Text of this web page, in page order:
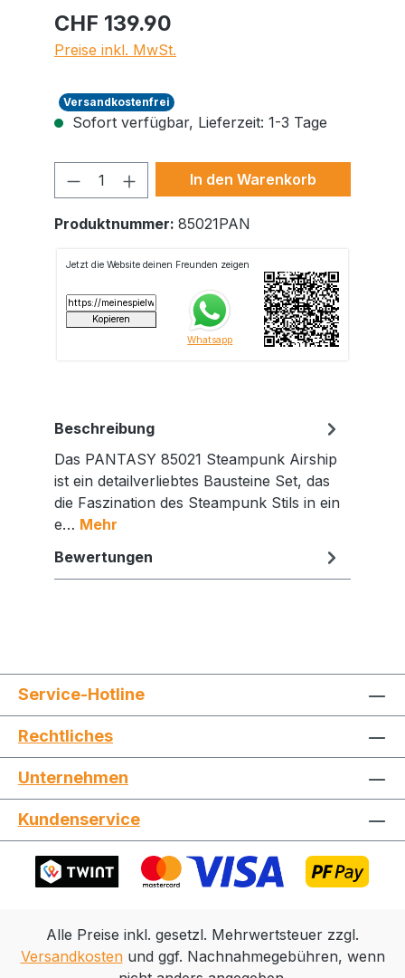
CHF 139.90
Preise inkl. MwSt.
Versandkostenfrei
Sofort verfügbar, Lieferzeit: 1-3 Tage
Produkt Anzahl: Gib den
In den Warenkorb
Produktnummer: 85021PAN
Jetzt die Website deinen Freunden zeigen
Kopieren
Whatsapp
Beschreibung
Das PANTASY 85021 Steampunk Airship
ist ein detailverliebtes Bausteine Set, das
die Faszination des Steampunk Stils in ein
e… Mehr
Bewertungen
Service-Hotline
Rechtliches
Unternehmen
Kundenservice
Alle Preise inkl. gesetzl. Mehrwertsteuer zzgl.
Versandkostenund ggf. Nachnahmegebühren, wenn